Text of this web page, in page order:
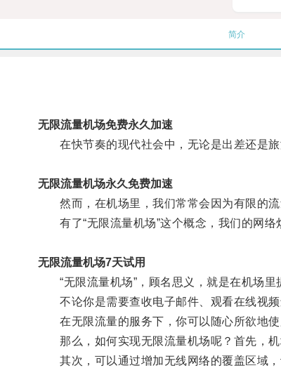
简介
无限流量机场免费永久加速
在快节奏的现代社会中，无论是出差还是旅
无限流量机场永久免费加速
然而，在机场里，我们常常会因为有限的流
有了“无限流量机场”这个概念，我们的网络
无限流量机场7天试用
“无限流量机场”，顾名思义，就是在机场里
不论你是需要查收电子邮件、观看在线视频
在无限流量的服务下，你可以随心所欲地使
那么，如何实现无限流量机场呢？首先，机
其次，可以通过增加无线网络的覆盖区域，